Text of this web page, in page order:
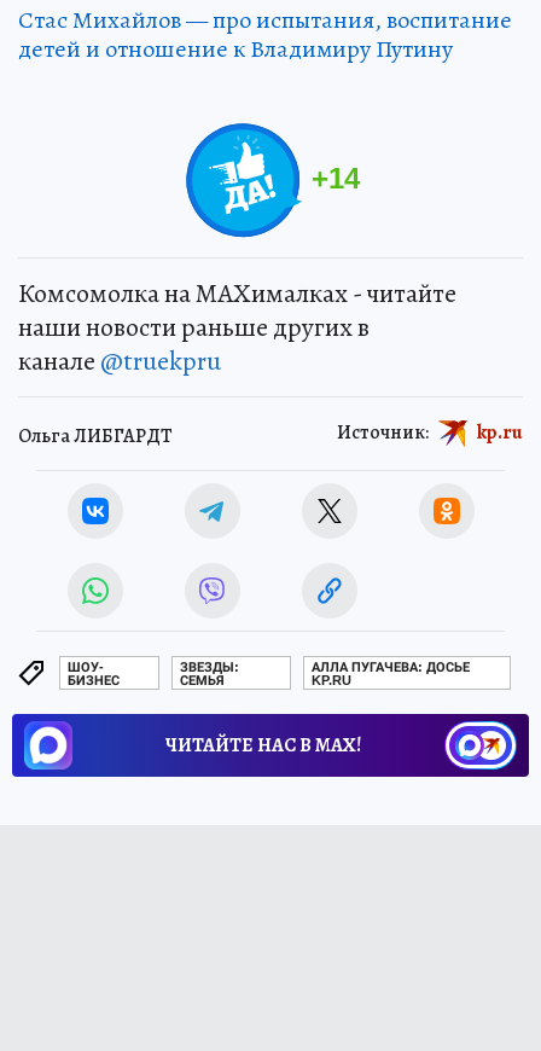
Стас Михайлов — про испытания, воспитание
детей и отношение к Владимиру Путину
+14
Комсомолка на MAXималках - читайте
наши новости раньше других в
канале @truekpru
Ольга ЛИБГАРДТ Источник: kp.ru
ШОУ-
БИЗНЕС
ЗВЕЗДЫ:
СЕМЬЯ
АЛЛА ПУГАЧЕВА: ДОСЬЕ
KP.RU
ЧИТАЙТЕ НАС В МАХ!